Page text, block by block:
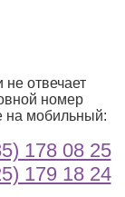
не отвечает
номер
на мобильный:
178 08 25
179 18 24